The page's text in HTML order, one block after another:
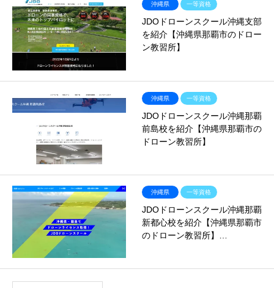
沖縄県 一等資格
JDOドローンスクール沖縄支部
を紹介【沖縄県那覇市のドロー
ン教習所】
沖縄県 一等資格
JDOドローンスクール沖縄那覇
前島校を紹介【沖縄県那覇市の
ドローン教習所】
沖縄県 一等資格
JDOドローンスクール沖縄那覇
新都心校を紹介【沖縄県那覇市
のドローン教習所】…